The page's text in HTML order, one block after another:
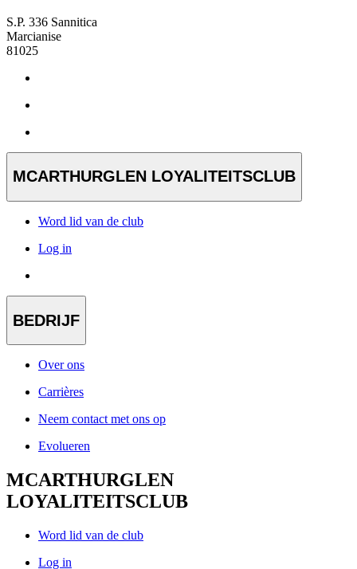
S.P. 336 Sannitica
Marcianise
81025
MCARTHURGLEN LOYALITEITSCLUB
Word lid van de club
Log in
BEDRIJF
Over ons
Carrières
Neem contact met ons op
Evolueren
MCARTHURGLEN
LOYALITEITSCLUB
Word lid van de club
Log in